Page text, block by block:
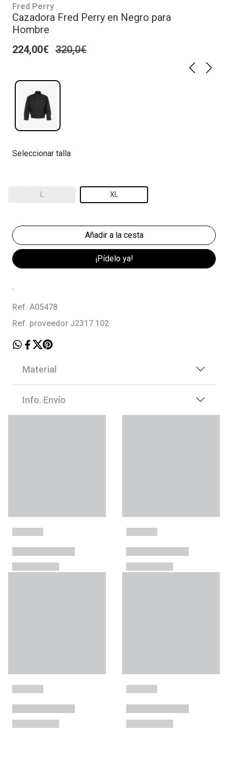
Fred Perry
Cazadora Fred Perry en Negro para
Hombre
224,00€ 320,0€
Seleccionar talla
XL
¡Pídelo ya!
.
Ref. A05478
Ref. proveedor J2317 102
Material
Info. Envío